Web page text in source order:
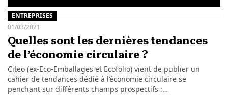
ENTREPRISES
01/03/2021
Quelles sont les dernières tendances
de l’économie circulaire ?
Citeo (ex-Eco-Emballages et Ecofolio) vient de publier un
cahier de tendances dédié à l’économie circulaire se
penchant sur différents champs prospectifs :…